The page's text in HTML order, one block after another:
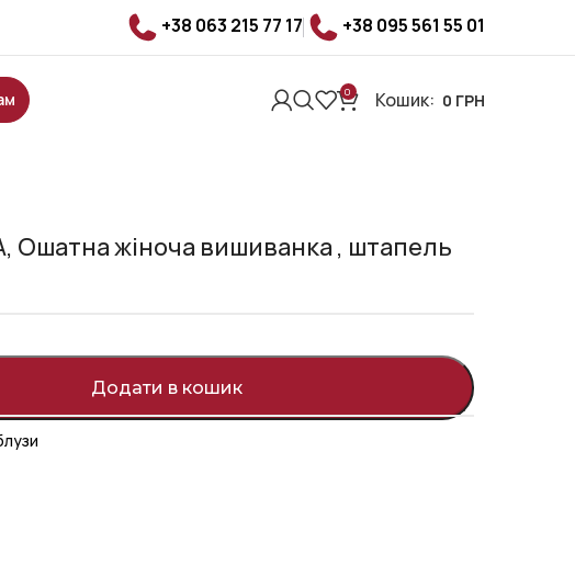
+38 063 215 77 17 +38 095 561 55 01
0 Кошик: 0 ГРН
жіноча вишиванка , штапель
Додати в кошик